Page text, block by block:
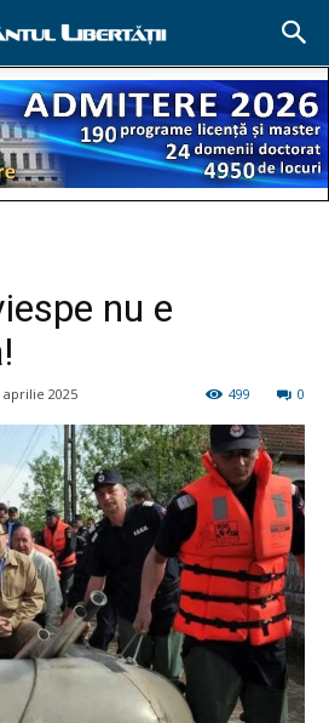
nu e
aprilie 2025 0
499